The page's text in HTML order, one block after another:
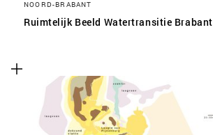
NOORD-BRABANT
Ruimtelijk Beeld Watertransitie Brabant